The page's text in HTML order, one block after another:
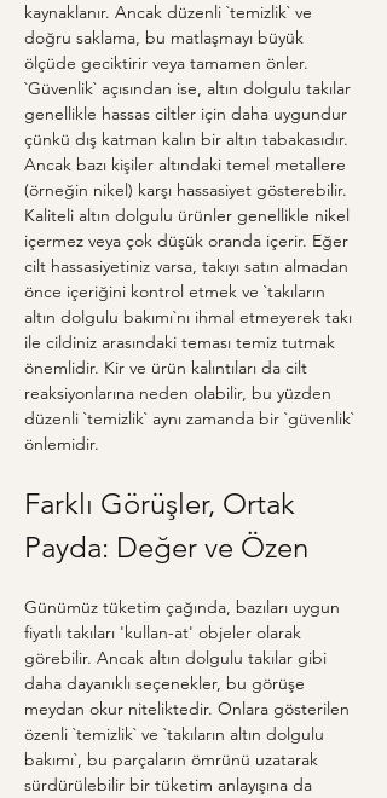
kaynaklanır. Ancak düzenli `temizlik` ve
doğru saklama, bu matlaşmayı büyük
ölçüde geciktirir veya tamamen önler.
`Güvenlik` açısından ise, altın dolgulu takılar
genellikle hassas ciltler için daha uygundur
çünkü dış katman kalın bir altın tabakasıdır.
Ancak bazı kişiler altındaki temel metallere
(örneğin nikel) karşı hassasiyet gösterebilir.
Kaliteli altın dolgulu ürünler genellikle nikel
içermez veya çok düşük oranda içerir. Eğer
cilt hassasiyetiniz varsa, takıyı satın almadan
önce içeriğini kontrol etmek ve `takıların
altın dolgulu bakımı`nı ihmal etmeyerek takı
ile cildiniz arasındaki teması temiz tutmak
önemlidir. Kir ve ürün kalıntıları da cilt
reaksiyonlarına neden olabilir, bu yüzden
düzenli `temizlik` aynı zamanda bir `güvenlik`
önlemidir.
Farklı Görüşler, Ortak
Payda: Değer ve Özen
Günümüz tüketim çağında, bazıları uygun
fiyatlı takıları 'kullan-at' objeler olarak
görebilir. Ancak altın dolgulu takılar gibi
daha dayanıklı seçenekler, bu görüşe
meydan okur niteliktedir. Onlara gösterilen
özenli `temizlik` ve `takıların altın dolgulu
bakımı`, bu parçaların ömrünü uzatarak
sürdürülebilir bir tüketim anlayışına da